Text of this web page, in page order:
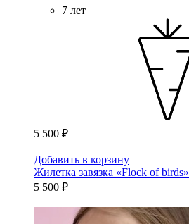
7 лет
5 500 ₽
Добавить в корзину
Жилетка завязка «Flock of birds»
5 500 ₽